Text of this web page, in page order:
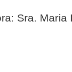
Sra. Maria